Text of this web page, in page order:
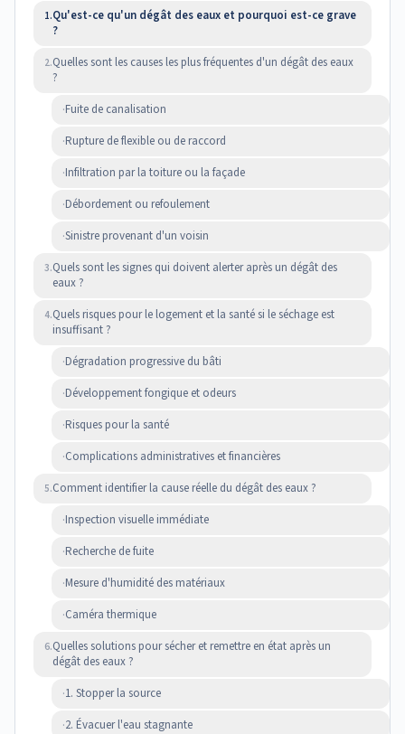
1.Qu'est-ce qu'un dégât des eaux et pourquoi est-ce grave
?
2.Quelles sont les causes les plus fréquentes d'un dégât des eaux
?
·Fuite de canalisation
·Rupture de flexible ou de raccord
·Infiltration par la toiture ou la façade
·Débordement ou refoulement
·Sinistre provenant d'un voisin
3.Quels sont les signes qui doivent alerter après un dégât des
eaux ?
4.Quels risques pour le logement et la santé si le séchage est
insuffisant ?
·Dégradation progressive du bâti
·Développement fongique et odeurs
·Risques pour la santé
·Complications administratives et financières
5.Comment identifier la cause réelle du dégât des eaux ?
·Inspection visuelle immédiate
·Recherche de fuite
·Mesure d'humidité des matériaux
·Caméra thermique
6.Quelles solutions pour sécher et remettre en état après un
dégât des eaux ?
·1. Stopper la source
·2. Évacuer l'eau stagnante